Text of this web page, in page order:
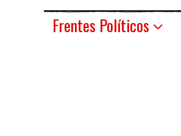
Frentes Políticos